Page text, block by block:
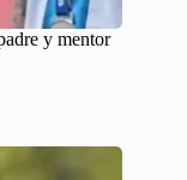
y mentor